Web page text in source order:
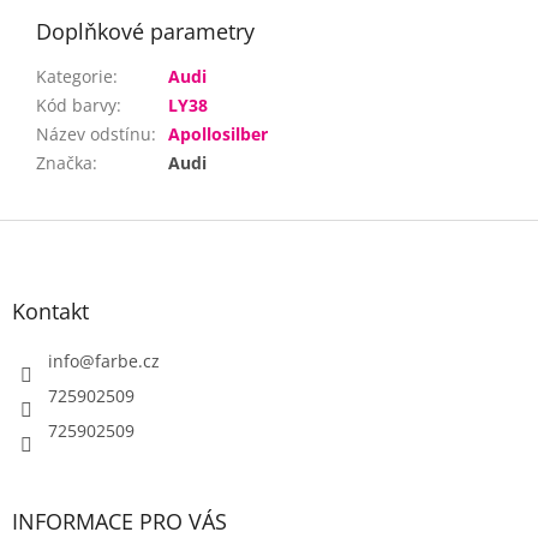
Doplňkové parametry
Kategorie:
Audi
Kód barvy:
LY38
Název odstínu: Apollosilber
Značka: Audi
Z
Kontakt
info@farbe.cz
725902509
725902509
INFORMACE PRO VÁS